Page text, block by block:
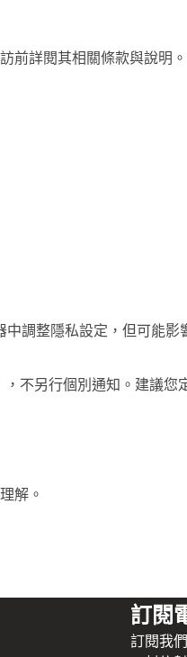
前詳閱其相關條款與說明。
調整隱私設定，但可能影
，不另行個別通知。建議您
解。
訂閱
訂閱我